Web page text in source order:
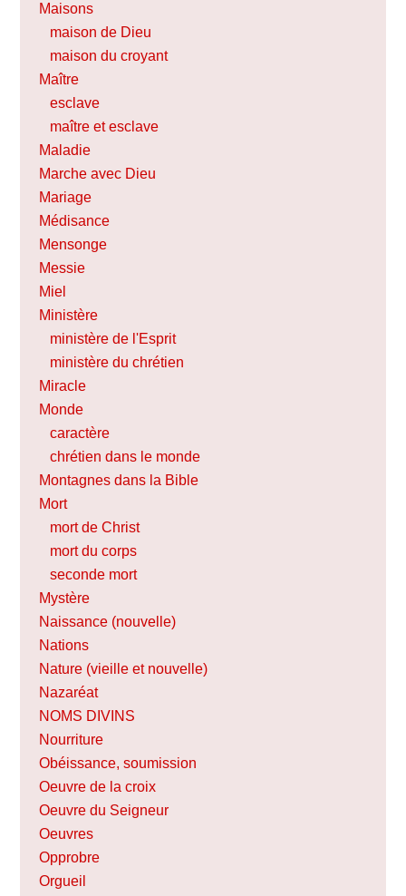
Maisons
maison de Dieu
maison du croyant
Maître
esclave
maître et esclave
Maladie
Marche avec Dieu
Mariage
Médisance
Mensonge
Messie
Miel
Ministère
ministère de l'Esprit
ministère du chrétien
Miracle
Monde
caractère
chrétien dans le monde
Montagnes dans la Bible
Mort
mort de Christ
mort du corps
seconde mort
Mystère
Naissance (nouvelle)
Nations
Nature (vieille et nouvelle)
Nazaréat
NOMS DIVINS
Nourriture
Obéissance, soumission
Oeuvre de la croix
Oeuvre du Seigneur
Oeuvres
Opprobre
Orgueil